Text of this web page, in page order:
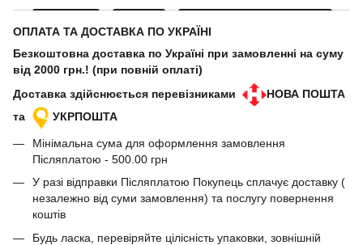
ОПЛАТА ТА ДОСТАВКА ПО УКРАЇНІ
Безкоштовна доставка по Україні при замовленні на суму
від 2000 грн.! (при повній оплаті)
Доставка здійснюється перевізниками
НОВА ПОШТА
та
УКРПОШТА
Мінімальна сума для оформлення замовлення
Післяплатою - 500.00 грн
У разі відправки Післяплатою Покупець сплачує доставку (
незалежно від суми замовлення) та послугу повернення
коштів
Будь ласка, перевіряйте цілісність упаковки, зовнішній